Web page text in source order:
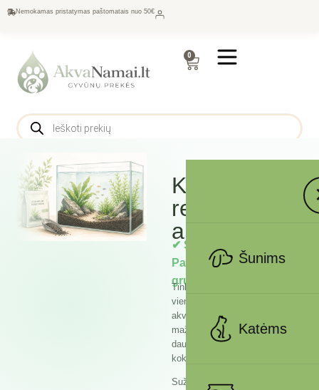
Nemokamas pristatymas paštomatais nuo 50€
0
Šunims
Katėms
Kiek grunto
reikia
akvariumui?
✔ Skaičiuoklė •
Patarimai • Geriausi
gruntai
Tinkamas grunto kiekis –
vienas svarbiausių sėkmingo
akvariumo elementų. Per
mažai – augalai neprigis, per
daug – gali kilti vandens
kokybės problemų.
Sužinokite tikslų kiekį pagal